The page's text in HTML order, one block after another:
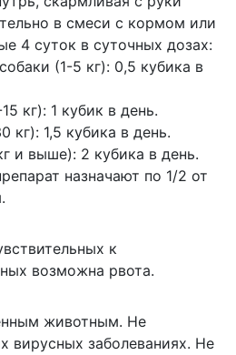
в смеси с кормом или
4 суток в суточных дозах:
(1-5 кг): 0,5 кубика в
кг): 1 кубик в день.
кг): 1,5 кубика в день.
и выше): 2 кубика в день.
назначают по 1/2 от
к
возможна рвота.
животным. Не
вирусных заболеваниях. Не